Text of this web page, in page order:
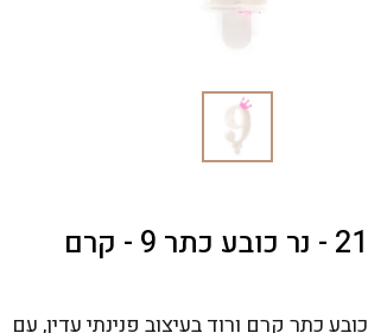
9009492379626
210C-229 - נר כובע כתר 9 - קרם
נר מספר 9 כובע כתר קרם ורוד בעיצוב פנינתי עדין, עם